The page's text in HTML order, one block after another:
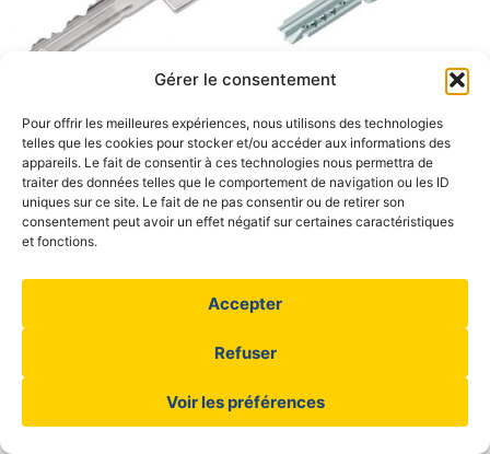
Gérer le consentement
Pour offrir les meilleures expériences, nous utilisons des technologies
telles que les cookies pour stocker et/ou accéder aux informations des
appareils. Le fait de consentir à ces technologies nous permettra de
traiter des données telles que le comportement de navigation ou les ID
uniques sur ce site. Le fait de ne pas consentir ou de retirer son
consentement peut avoir un effet négatif sur certaines caractéristiques
et fonctions.
Accepter
Refuser
Voir les préférences
Clé Abus Deltus sur
numéro
86,00€
Ajouter au panier
Clé Abus D10 sur numéro
65,00€
Serrurier Cannes
Contact